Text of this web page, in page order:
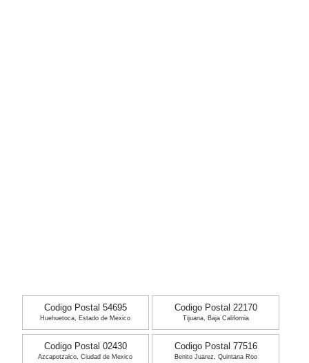
Codigo Postal 54695
Huehuetoca, Estado de Mexico
Codigo Postal 22170
Tijuana, Baja California
Codigo Postal 02430
Azcapotzalco, Ciudad de Mexico
Codigo Postal 77516
Benito Juarez, Quintana Roo